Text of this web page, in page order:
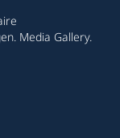
. Media Gallery.